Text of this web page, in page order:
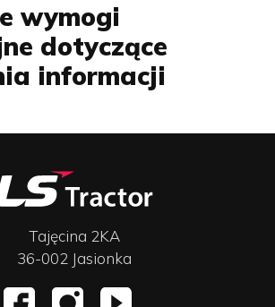
wymogi
dotyczące
informacji
Tajęcina 2KA
36-002 Jasionka